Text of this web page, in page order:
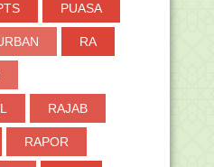
PUASA
RA
RAJAB
RAPOR